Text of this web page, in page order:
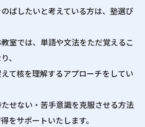
ばしたいと考えている方は、塾選び
室では、単語や文法をただ覚えるこ
、
て核を理解するアプローチをしてい
せない・苦手意識を克服させる方法
をサポートいたします。